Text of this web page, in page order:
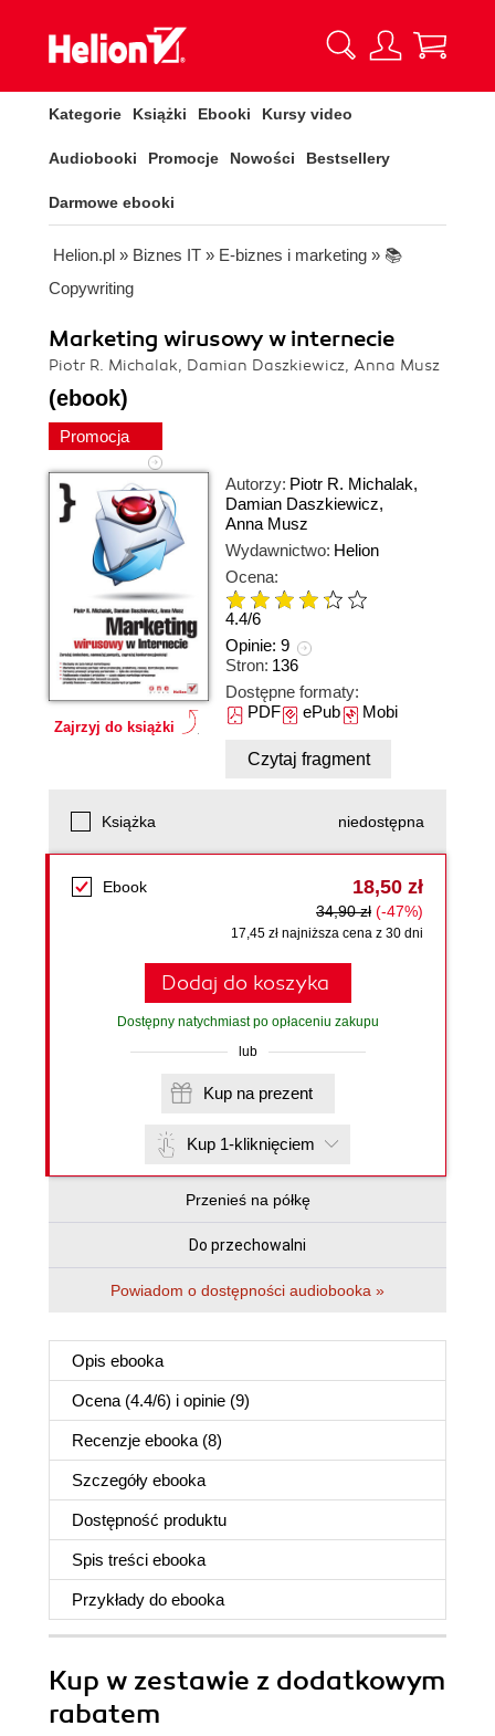
Kategorie Książki Ebooki Kursy video
Audiobooki Promocje Nowości Bestsellery
Darmowe ebooki
Helion.pl » Biznes IT » E-biznes i marketing » 📚
Copywriting
Marketing wirusowy w internecie
Piotr R. Michalak, Damian Daszkiewicz, Anna Musz
(ebook)
Promocja
Zajrzyj do książki
Autorzy: Piotr R. Michalak,
Damian Daszkiewicz,
Anna Musz
Wydawnictwo: Helion
Ocena:
4.4/6
Opinie: 9
Stron: 136
Dostępne formaty:
PDFePubMobi
Czytaj fragment
Książka niedostępna
Ebook 18,50 zł
34,90 zł (-47%)
17,45 zł najniższa cena z 30 dni
Dodaj do koszyka
Dostępny natychmiast po opłaceniu zakupu
lub
Kup na prezent
Kup 1-kliknięciem
Przenieś na półkę
Do przechowalni
Powiadom o dostępności audiobooka »
Opis ebooka
Ocena (4.4/6) i opinie (9)
Recenzje ebooka (8)
Szczegóły ebooka
Dostępność produktu
Spis treści ebooka
Przykłady do ebooka
Kup w zestawie z dodatkowym
rabatem